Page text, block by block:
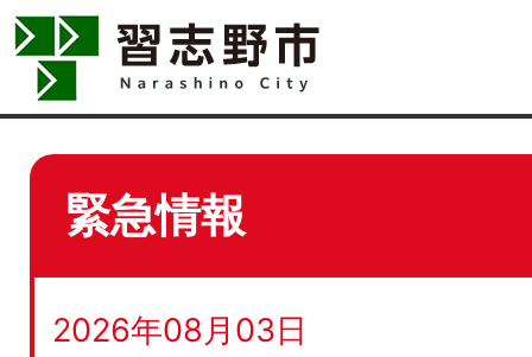
緊急情報
2026年08月03日